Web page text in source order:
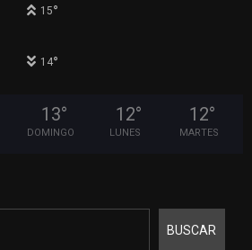
15°
14°
13°
DOMINGO
12°
LUNES
12°
MARTES
BUSCAR